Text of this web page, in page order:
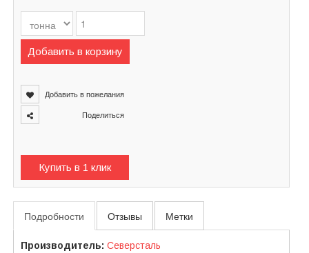
Добавить в корзину
Добавить в пожелания
Поделиться
Купить в 1 клик
Подробности Отзывы Метки
Производитель: Северсталь